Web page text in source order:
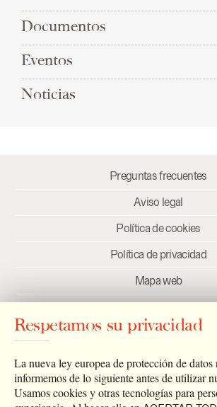
Documentos
Eventos
Noticias
Preguntas frecuentes
Aviso legal
Política de cookies
Política de privacidad
Mapa web
Enlaces
Newsletter
Respetamos su privacidad
La nueva ley europea de protección de datos
informemos de lo siguiente antes de utilizar
Usamos cookies y otras tecnologías para